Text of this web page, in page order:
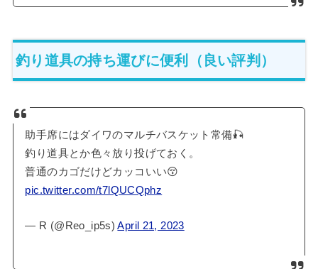
釣り道具の持ち運びに便利（良い評判）
助手席にはダイワのマルチバスケット常備🎣
釣り道具とか色々放り投げておく。
普通のカゴだけどカッコいい😚
pic.twitter.com/t7lQUCQphz
— R (@Reo_ip5s)April 21, 2023